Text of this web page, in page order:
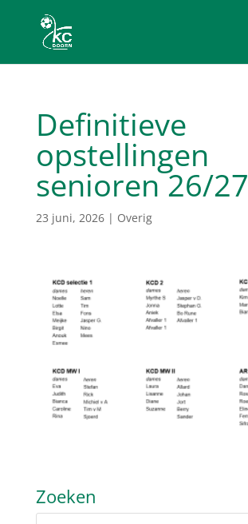
Definitieve
opstellingen
senioren 26/27
23 juni, 2026| Overig
Zoeken